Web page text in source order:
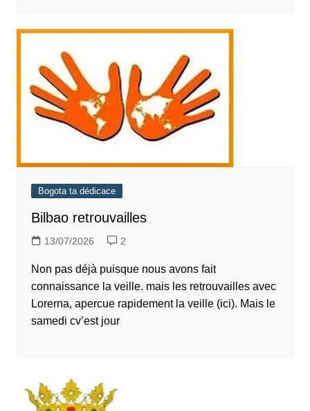
Bogota ta dédicace
Bilbao retrouvailles
13/07/2026 2
Non pas déjà puisque nous avons fait
connaissance la veille. mais les retrouvailles avec
Lorerna, apercue rapidement la veille (ici). Mais le
samedi cv’est jour